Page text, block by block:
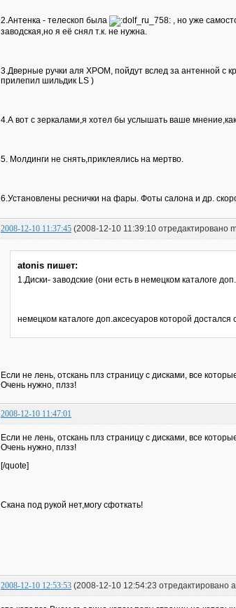
2.Антенка - телескоп была
, но уже
заводская,но я её снял т.к. не нужна.
3.Дверные ручки аля ХРОМ, пойдут вслед за антенной с
прилепил шильдик LS )
4.А вот с зеркалами,я хотел бы услышать ваше
5. Молдинги не снять,приклеялись на мертво.
6.Установлены реснички на фары. Фоты салона и др.
2008-12-10 11:37:45 (2008-12-10 11:39:10 отредактировано
atonis пишет:
1.Диски- заводские (они есть в немецком каталоге
немецком каталоге доп.аксесуаров которой
Если не лень, отскань плз страницу с дисками, все
Очень нужно, плзз!
2008-12-10 11:47:01
Если не лень, отскань плз страницу с дисками, все
Очень нужно, плзз!
[/quote]
Скана под рукой нет,могу сфоткать!
2008-12-10 12:53:53 (2008-12-10 12:54:23 отредактировано